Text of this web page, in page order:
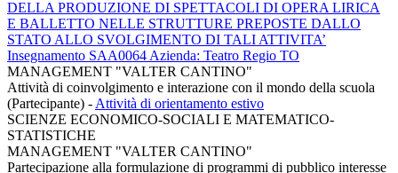
DELLA PRODUZIONE DI SPETTACOLI DI OPERA LIRICA
E BALLETTO NELLE STRUTTURE PREPOSTE DALLO
STATO ALLO SVOLGIMENTO DI TALI ATTIVITA’
Insegnamento SAA0064 Azienda: Teatro Regio TO
MANAGEMENT "VALTER CANTINO"
Attività di coinvolgimento e interazione con il mondo della scuola
(Partecipante) - Attività di orientamento estivo
SCIENZE ECONOMICO-SOCIALI E MATEMATICO-
STATISTICHE
MANAGEMENT "VALTER CANTINO"
Partecipazione alla formulazione di programmi di pubblico interesse